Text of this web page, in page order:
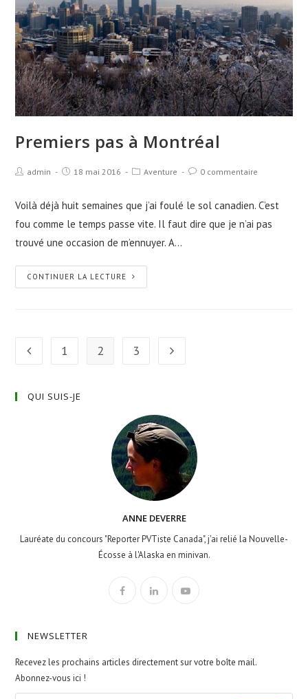
Premiers pas à Montréal
admin 18 mai 2016 Aventure 0 commentaire
Voilà déjà huit semaines que j’ai foulé le sol canadien. C’est
fou comme le temps passe vite. Il faut dire que je n’ai pas
trouvé une occasion de m’ennuyer. A…
CONTINUER LA LECTURE
1 2 3
QUI SUIS-JE
ANNE DEVERRE
Lauréate du concours "Reporter PVTiste Canada", j'ai relié la Nouvelle-
Écosse à l'Alaska en minivan.
NEWSLETTER
Recevez les prochains articles directement sur votre boîte mail.
Abonnez-vous ici !